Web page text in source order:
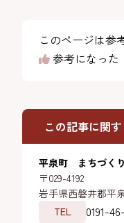
このページは参
参考になった
この記事に関
平泉町 まちづく
〒029-4192
岩手県西磐井郡平
TEL
0191-